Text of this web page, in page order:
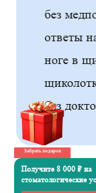
без
ответы
ноге в
без
Но важно как
Забрать подарок
Получите 8 000 ₽ на
стоматологические